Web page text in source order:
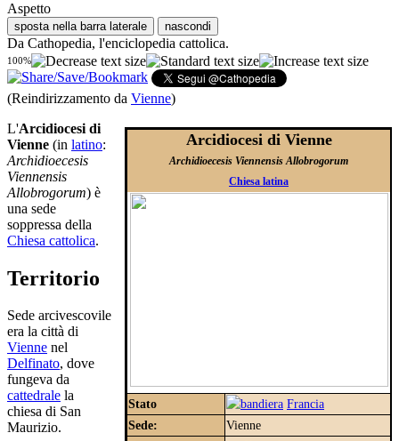
Aspetto
sposta nella barra laterale nascondi
Da Cathopedia, l'enciclopedia cattolica.
100%
(Reindirizzamento da Vienne)
Arcidiocesi di Vienne
Archidioecesis Viennensis Allobrogorum
Chiesa latina
Stato
Francia
Sede:
Vienne
L'Arcidiocesi di
Vienne (in latino:
Archidioecesis
Viennensis
Allobrogorum) è
una sede
soppressa della
Chiesa cattolica.
Territorio
Sede arcivescovile
era la città di
Vienne nel
Delfinato, dove
fungeva da
cattedrale la
chiesa di San
Maurizio.